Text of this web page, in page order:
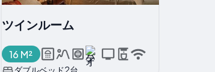
ツインルーム
16 M²
ダブルベッド2台